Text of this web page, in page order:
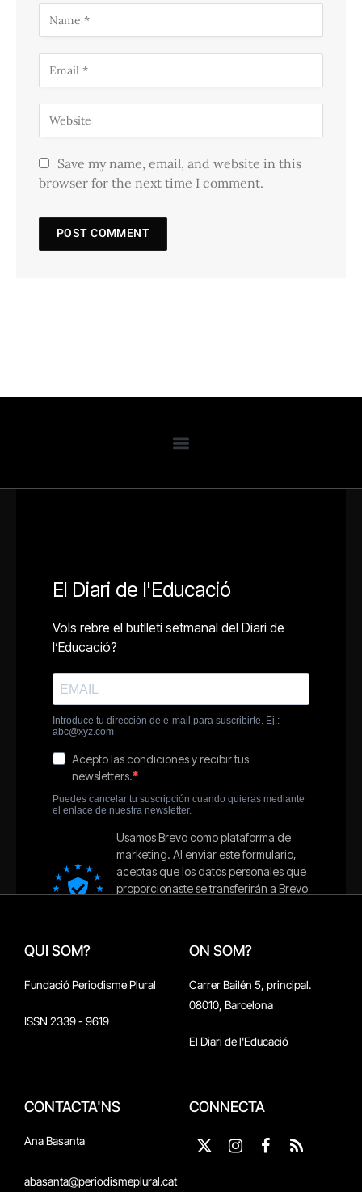
Save my name, email, and website in this
browser for the next time I comment.
QUI SOM?
Fundació Periodisme Plural
ISSN 2339 - 9619
ON SOM?
Carrer Bailén 5, principal.
08010, Barcelona
El Diari de l'Educació
CONTACTA'NS
Ana Basanta
abasanta@periodismeplural.cat
CONNECTA
X
Instagram
Facebook
RSS